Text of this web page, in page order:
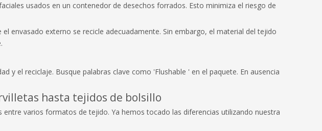
usados ​​en un contenedor de desechos forrados. Esto minimiza el riesgo de
envasado externo se recicle adecuadamente. Sin embargo, el material del tejido
y el reciclaje. Busque palabras clave como 'Flushable ' en el paquete. En ausencia
hasta tejidos de bolsillo
varios formatos de tejido. Ya hemos tocado las diferencias utilizando nuestra